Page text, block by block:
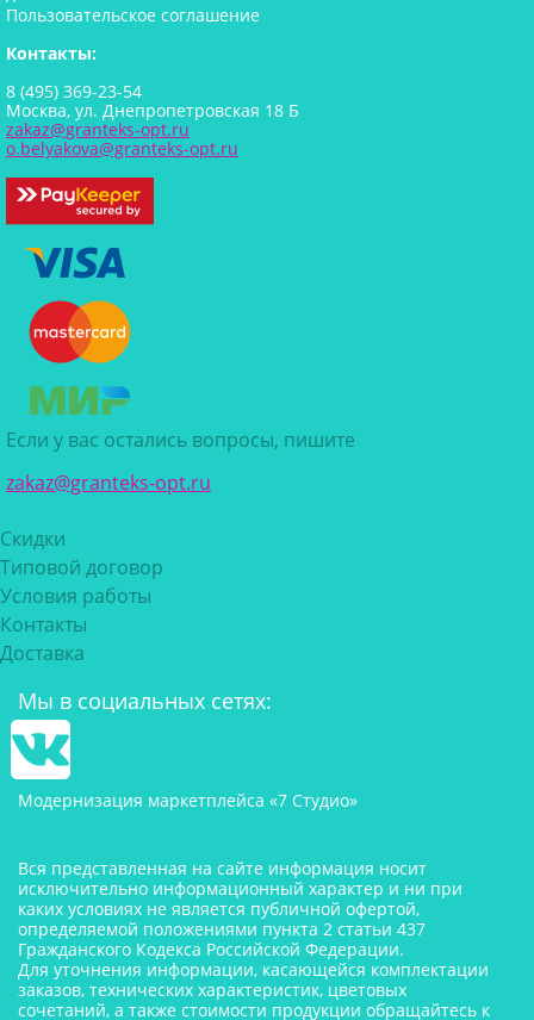
Пользовательское соглашение
Контакты:
8 (495) 369-23-54
Москва, ул. Днепропетровская 18 Б
zakaz@granteks-opt.ru
o.belyakova@granteks-opt.ru
Если у вас остались вопросы, пишите
zakaz@granteks-opt.ru
Скидки
Типовой договор
Условия работы
Контакты
Доставка
Мы в социальных сетях:
Модернизация маркетплейса «7 Студио»
Вся представленная на сайте информация носит
исключительно информационный характер и ни при
каких условиях не является публичной офертой,
определяемой положениями пункта 2 статьи 437
Гражданского Кодекса Российской Федерации.
Для уточнения информации, касающейся комплектации
заказов, технических характеристик, цветовых
сочетаний, а также стоимости продукции обращайтесь к